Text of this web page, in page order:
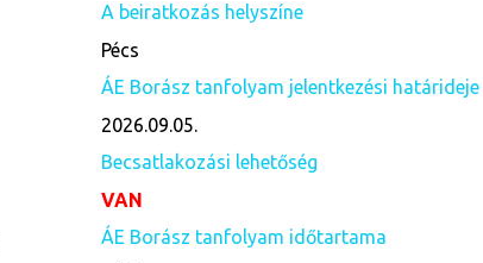
A beiratkozás helyszíne
Pécs
ÁE Borász tanfolyam jelentkezési határideje
2026.09.05.
Becsatlakozási lehetőség
VAN
ÁE Borász tanfolyam időtartama